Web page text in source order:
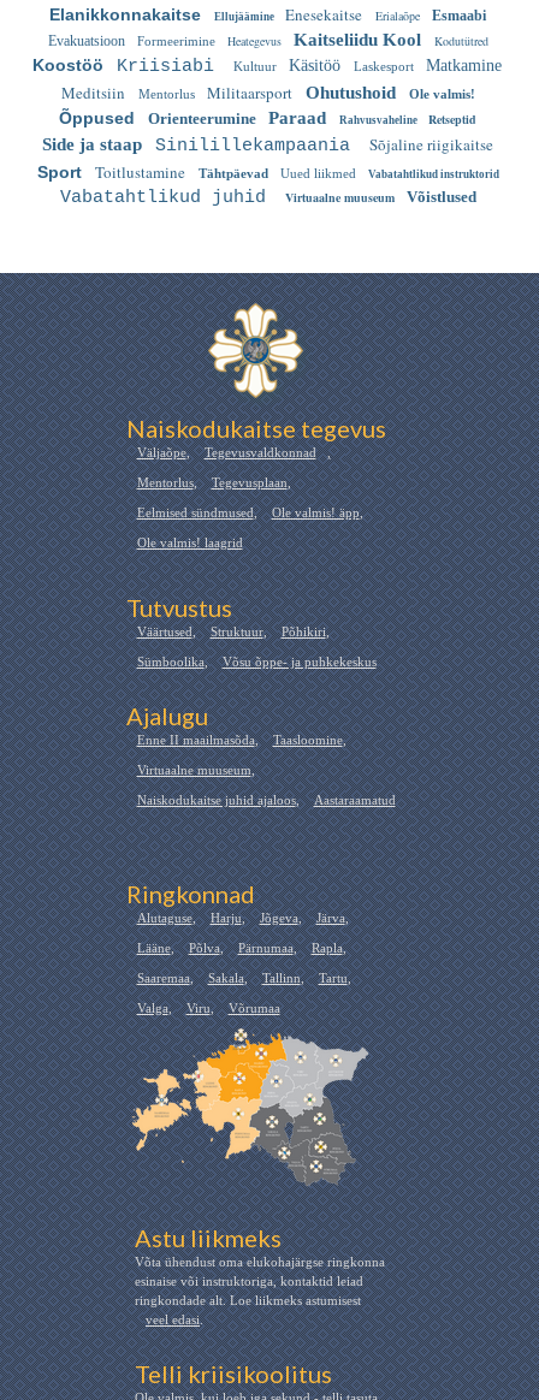
Elanikkonnakaitse Ellujäämine Enesekaitse Erialaõpe
Esmaabi
Evakuatsioon
Formeerimine Heategevus Kaitseliidu Kool Kodutütred
Koostöö Kriisiabi Kultuur Käsitöö Laskesport Matkamine
Meditsiin Mentorlus Militaarsport Ohutushoid Ole valmis!
Õppused Orienteerumine Paraad Rahvusvaheline Retseptid
Side ja staap Sinilillekampaania Sõjaline riigikaitse
Sport Toitlustamine Tähtpäevad Uued liikmed Vabatahtlikud instruktorid
Vabatahtlikud juhid Virtuaalne muuseum Võistlused
Naiskodukaitse tegevus
Väljaõpe, Tegevusvaldkonnad ,
Mentorlus, Tegevusplaan,
Eelmised sündmused, Ole valmis! äpp,
Ole valmis! laagrid
Tutvustus
Väärtused, Struktuur, Põhikiri,
Sümboolika, Võsu õppe- ja puhkekeskus
Ajalugu
Enne II maailmasõda, Taasloomine,
Virtuaalne muuseum,
Naiskodukaitse juhid ajaloos, Aastaraamatud
Ringkonnad
Alutaguse, Harju, Jõgeva, Järva,
Lääne, Põlva, Pärnumaa, Rapla,
Saaremaa, Sakala, Tallinn, Tartu,
Valga, Viru, Võrumaa
Astu liikmeks
Võta ühendust oma elukohajärgse ringkonna
esinaise või instruktoriga, kontaktid leiad
ringkondade alt. Loe liikmeks astumisest
veel edasi.
Telli kriisikoolitus